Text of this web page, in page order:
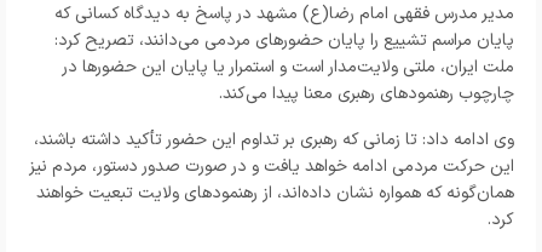
مدیر مدرس فقهی امام رضا(ع) مشهد در پاسخ به دیدگاه کسانی که
پایان مراسم تشییع را پایان حضورهای مردمی می‌دانند، تصریح کرد:
ملت ایران، ملتی ولایت‌مدار است و استمرار یا پایان این حضورها در
چارچوب رهنمودهای رهبری معنا پیدا می‌کند.
وی ادامه داد: تا زمانی که رهبری بر تداوم این حضور تأکید داشته باشند،
این حرکت مردمی ادامه خواهد یافت و در صورت صدور دستور، مردم نیز
همان‌گونه که همواره نشان داده‌اند، از رهنمودهای ولایت تبعیت خواهند
کرد.